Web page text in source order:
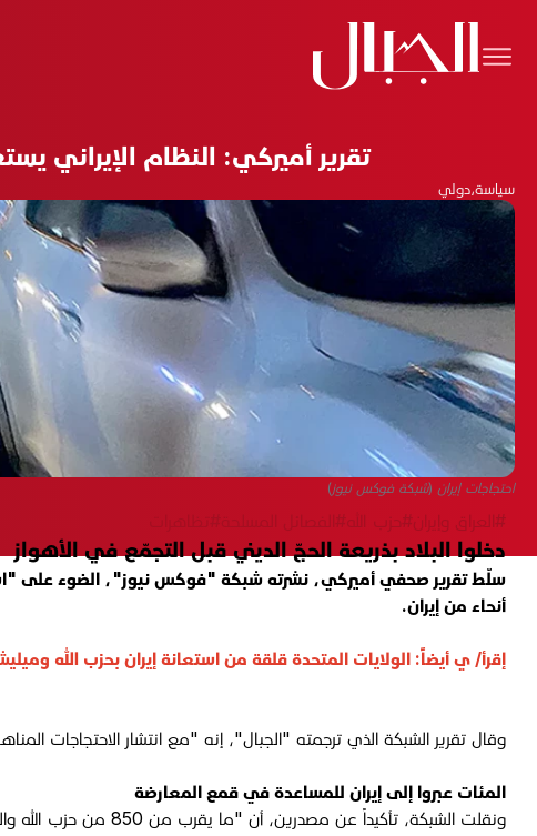
تقرير أميركي: النظام الإيراني
سياسة،دولي
احتجاجات إيران (شبكة فوكس نيوز)
#العراق وإيران#حزب الله#الفصائل المسلحة #تظاهرات
دخلوا البلاد بذريعة الحجّ الديني قبل التجمّع في الأهواز
سلّط تقرير صحفي أميركي، نشرته شبكة "فوكس نيوز"، الضوء على
أنحاء من إيران.
إقرأ/ ي أيضاً: الولايات المتحدة قلقة من استعانة إيران بحزب الله
وقال تقرير الشبكة الذي ترجمته "الجبال"، إنه "مع انتشار الاحتجاجات
المئات عبروا إلى إيران للمساعدة في قمع المعارضة
ونقلت الشبكة، تأكيداً عن مصدرين، أن "ما يقرب من 850 من حزب الله والميليشيات العراقية ومقاتلين مرتبطين بفيلق القدس، عبروا إلى إيران لتعزيز قوات الأمن التابعة للنظام الإيراني".